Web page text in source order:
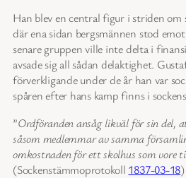
Han blev en central figur i striden om
där ena sidan bergsmännen stod
senare gruppen ville inte delta i
avsade sig all sådan delaktighet.
förverkligande under de år han var
spåren efter hans kamp finns i
”Ordföranden ansåg likväl för sin del,
såsom medlemmar av samma
omkostnaden för ett skolhus som vore
(Sockenstämmoprotokoll 1837-03-18)